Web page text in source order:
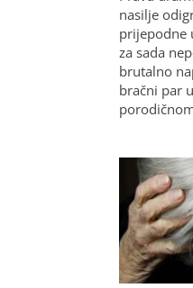
nasilje
prijepodne
za sada
brutalno
bračni par